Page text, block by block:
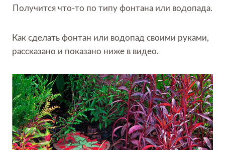
Получится что-то по типу фонтана или водопада.
Как сделать фонтан или водопад своими руками,
рассказано и показано ниже в видео.